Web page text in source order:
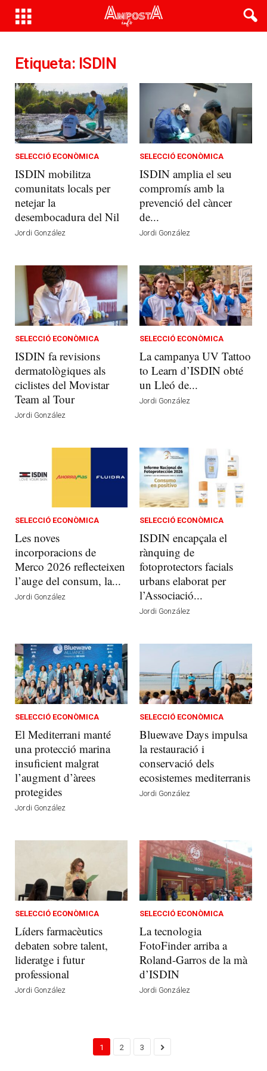
Etiqueta: ISDIN
SELECCIÓ ECONÒMICA
ISDIN mobilitza
comunitats locals per
netejar la
desembocadura del Nil
Jordi González
SELECCIÓ ECONÒMICA
ISDIN amplia el seu
compromís amb la
prevenció del càncer
de...
Jordi González
SELECCIÓ ECONÒMICA
ISDIN fa revisions
dermatològiques als
ciclistes del Movistar
Team al Tour
Jordi González
SELECCIÓ ECONÒMICA
La campanya UV Tattoo
to Learn d’ISDIN obté
un Lleó de...
Jordi González
SELECCIÓ ECONÒMICA
Les noves
incorporacions de
Merco 2026 reflecteixen
l’auge del consum, la...
Jordi González
SELECCIÓ ECONÒMICA
ISDIN encapçala el
rànquing de
fotoprotectors facials
urbans elaborat per
l’Associació...
Jordi González
SELECCIÓ ECONÒMICA
El Mediterrani manté
una protecció marina
insuficient malgrat
l’augment d’àrees
protegides
Jordi González
SELECCIÓ ECONÒMICA
Bluewave Days impulsa
la restauració i
conservació dels
ecosistemes mediterranis
Jordi González
SELECCIÓ ECONÒMICA
Líders farmacèutics
debaten sobre talent,
lideratge i futur
professional
Jordi González
SELECCIÓ ECONÒMICA
La tecnologia
FotoFinder arriba a
Roland-Garros de la mà
d’ISDIN
Jordi González
1 2 3